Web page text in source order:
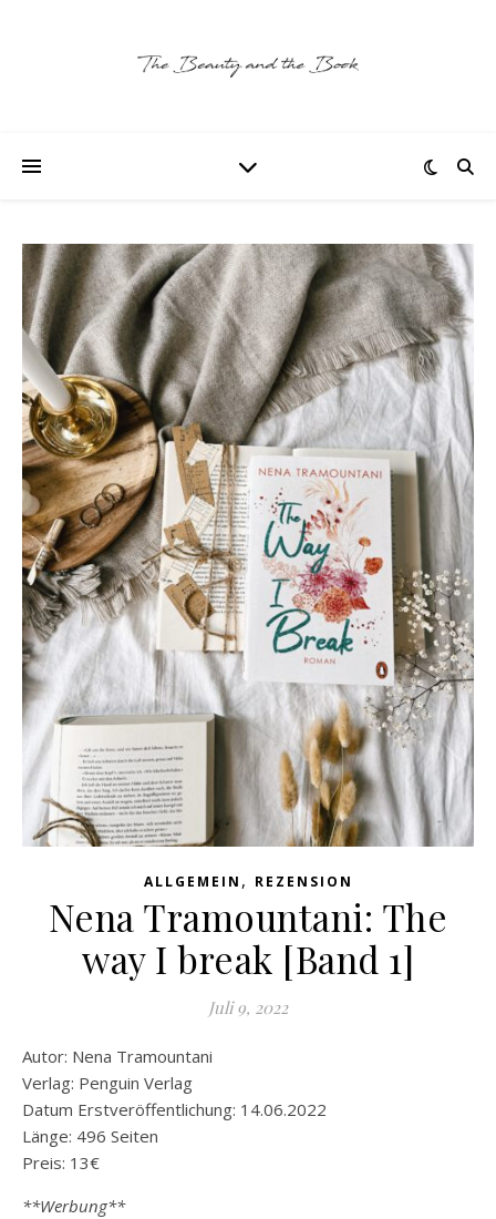
ALLGEMEIN , REZENSION
Nena Tramountani: The
way I break [Band 1]
Juli 9, 2022
Autor: Nena Tramountani
Verlag: Penguin Verlag
Datum Erstveröffentlichung: 14.06.2022
Länge: 496 Seiten
Preis: 13€
**Werbung**